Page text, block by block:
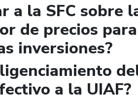
a la SFC sobre
de precios
inversiones?
a la UIAF?